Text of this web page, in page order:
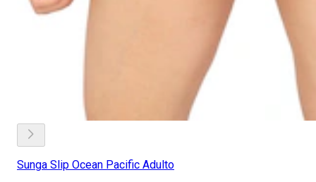
Sunga Slip Ocean Pacific Adulto